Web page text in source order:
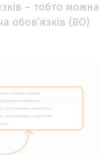
– тобто можна
обов’язків (ВО)